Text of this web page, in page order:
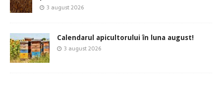
3 august 2026
Calendarul apicultorului în luna august!
3 august 2026